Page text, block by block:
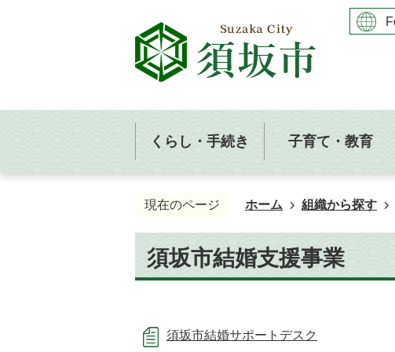
くらし・手続き 子育て・教育
現在のページ ホーム 組織から探す
須坂市結婚支援事業
須坂市結婚サポートデスク